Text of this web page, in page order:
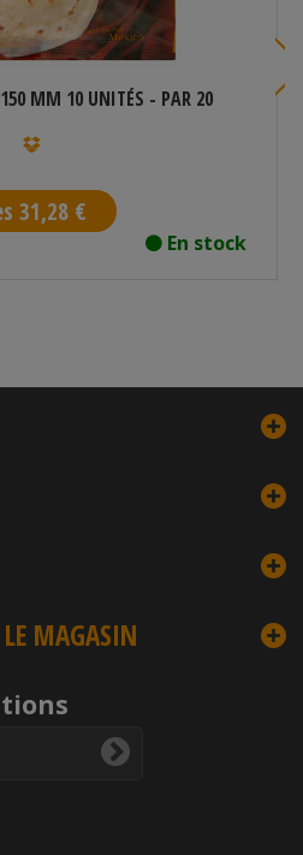
MM 10 UNITÉS - PAR 20
31,28 €
En stock
MAGASIN